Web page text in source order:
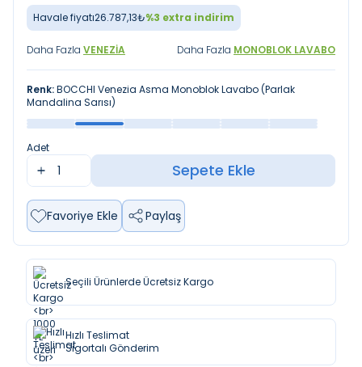
Havale fiyatı26.787,13₺%3 extra indirim
Daha Fazla VENEZIA Daha Fazla MONOBLOK LAVABO
Renk:BOCCHI Venezia Asma Monoblok Lavabo (Parlak
Mandalina Sarısı)
Adet
Sepete Ekle
Favoriye Ekle Paylaş
Seçili Ürünlerde Ücretsiz Kargo
Hızlı Teslimat
Sigortalı Gönderim